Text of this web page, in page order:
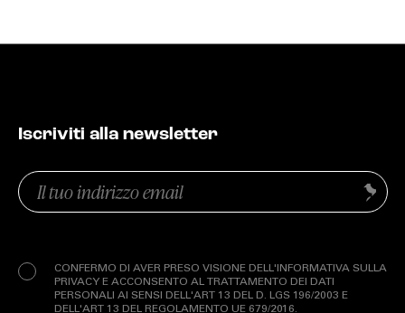
Iscriviti alla newsletter
Email
(Obbligatorio)
CONFERMO DI AVER PRESO VISIONE DELL'INFORMATIVA SULLA
PRIVACY E ACCONSENTO AL TRATTAMENTO DEI DATI
PERSONALI AI SENSI DELL'ART 13 DEL D. LGS 196/2003 E
DELL'ART 13 DEL REGOLAMENTO UE 679/2016.
Invia